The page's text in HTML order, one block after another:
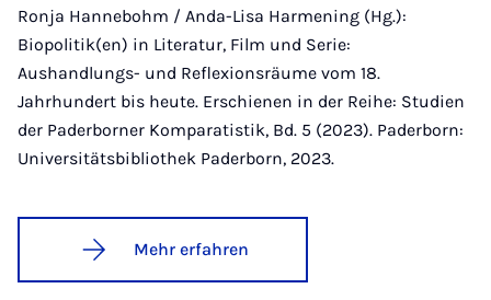
Ronja Hannebohm / Anda-Lisa Harmening (Hg.):
Biopolitik(en) in Literatur, Film und Serie:
Aushandlungs- und Reflexionsräume vom 18.
Jahrhundert bis heute. Erschienen in der Reihe: Studien
der Paderborner Komparatistik, Bd. 5 (2023). Paderborn:
Universitätsbibliothek Paderborn, 2023.
Mehr erfahren